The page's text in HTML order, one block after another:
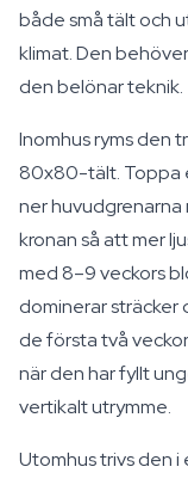
både små tält och
klimat. Den
den belönar teknik.
Inomhus ryms den
80x80-tält. Toppa
ner
kronan så att mer
med 8–9 veckors
dominerar sträcker
de första två
när den har fyllt
vertikalt utrymme.
Utomhus trivs den